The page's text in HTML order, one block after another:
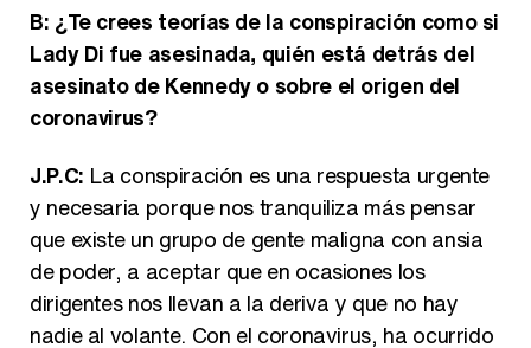
B: ¿Te crees teorías de la conspiración como si
Lady Di fue asesinada, quién está detrás del
asesinato de Kennedy o sobre el origen del
coronavirus?
J.P.C: La conspiración es una respuesta urgente
y necesaria porque nos tranquiliza más pensar
que existe un grupo de gente maligna con ansia
de poder, a aceptar que en ocasiones los
dirigentes nos llevan a la deriva y que no hay
nadie al volante. Con el coronavirus, ha ocurrido